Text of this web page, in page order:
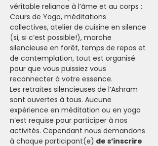
véritable reliance à l’âme et au corps :
Cours de Yoga, méditations
collectives, atelier de cuisine en silence
(si, si c’est possible!), marche
silencieuse en forêt, temps de repos et
de contemplation, tout est organisé
pour que vous puissiez vous
reconnecter à votre essence.
Les retraites silencieuses de l’Ashram
sont ouvertes à tous. Aucune
expérience en méditation ou en yoga
n’est requise pour participer à nos
activités. Cependant nous demandons
à chaque participant(e) de s’inscrire